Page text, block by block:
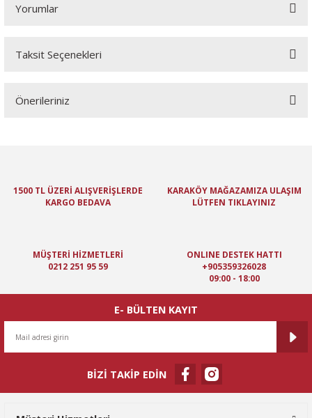
Yorumlar
Taksit Seçenekleri
Önerileriniz
Ürün resmi kalitesiz, bozuk veya görüntülenemiyor.
Ürün bilgilerinde hatalar bulunuyor.
Ürün fiyatı diğer sitelerden daha pahalı.
Gönder
1500 TL ÜZERİ ALIŞVERİŞLERDE
KARGO BEDAVA
KARAKÖY MAĞAZAMIZA ULAŞIM
LÜTFEN TIKLAYINIZ
MÜŞTERİ HİZMETLERİ
0212 251 95 59
ONLINE DESTEK HATTI
+905359326028
09:00 - 18:00
E- BÜLTEN KAYIT
BİZİ TAKİP EDİN